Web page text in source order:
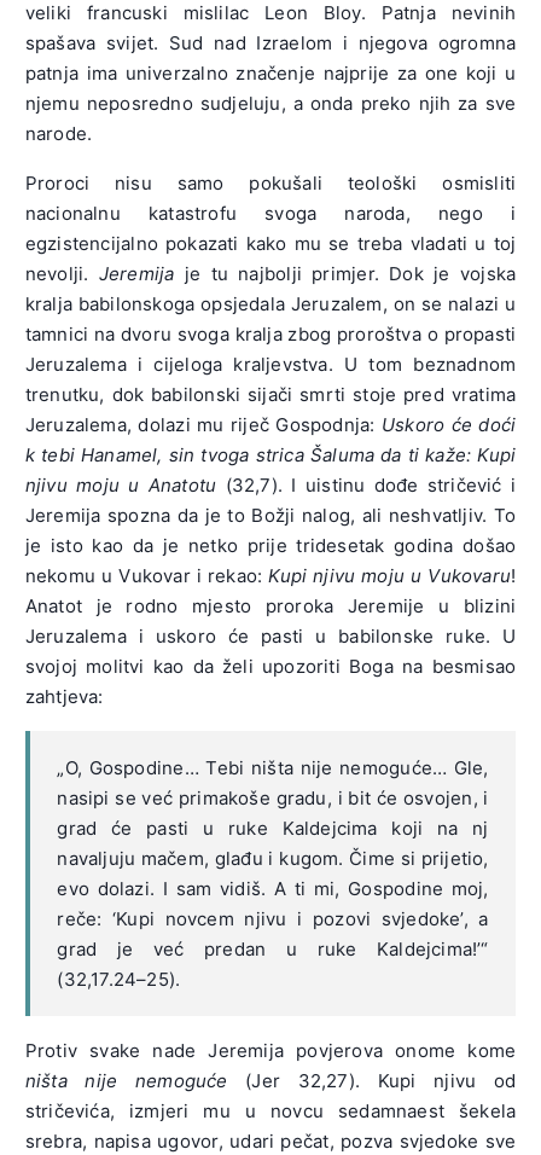
veliki francuski mislilac Leon Bloy. Patnja nevinih
spašava svijet. Sud nad Izraelom i njegova ogromna
patnja ima univerzalno značenje najprije za one koji u
njemu neposredno sudjeluju, a onda preko njih za sve
narode.
Proroci nisu samo pokušali teološki osmisliti
nacionalnu katastrofu svoga naroda, nego i
egzistencijalno pokazati kako mu se treba vladati u toj
nevolji. Jeremija je tu najbolji primjer. Dok je vojska
kralja babilonskoga opsjedala Jeruzalem, on se nalazi u
tamnici na dvoru svoga kralja zbog proroštva o propasti
Jeruzalema i cijeloga kraljevstva. U tom beznadnom
trenutku, dok babilonski sijači smrti stoje pred vratima
Jeruzalema, dolazi mu riječ Gospodnja: Uskoro će doći
k tebi Hanamel, sin tvoga strica Šaluma da ti kaže: Kupi
njivu moju u Anatotu (32,7). I uistinu dođe stričević i
Jeremija spozna da je to Božji nalog, ali neshvatljiv. To
je isto kao da je netko prije tridesetak godina došao
nekomu u Vukovar i rekao:Kupi njivu moju u Vukovaru!
Anatot je rodno mjesto proroka Jeremije u blizini
Jeruzalema i uskoro će pasti u babilonske ruke. U
svojoj molitvi kao da želi upozoriti Boga na besmisao
zahtjeva:
„O, Gospodine… Tebi ništa nije nemoguće… Gle,
nasipi se već primakoše gradu, i bit će osvojen, i
grad će pasti u ruke Kaldejcima koji na nj
navaljuju mačem, glađu i kugom. Čime si prijetio,
evo dolazi. I sam vidiš. A ti mi, Gospodine moj,
reče: ‘Kupi novcem njivu i pozovi svjedoke’, a
grad je već predan u ruke Kaldejcima!’“
(32,17.24–25).
Protiv svake nade Jeremija povjerova onome kome
ništa nije nemoguće (Jer 32,27). Kupi njivu od
stričevića, izmjeri mu u novcu sedamnaest šekela
srebra, napisa ugovor, udari pečat, pozva svjedoke sve